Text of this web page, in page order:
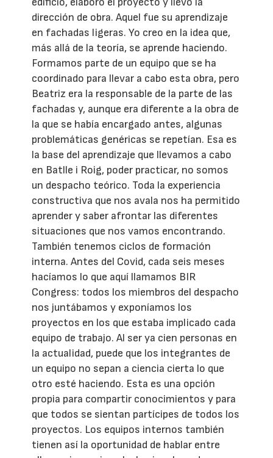
dirección de obra. Aquel fue su aprendizaje
en fachadas ligeras. Yo creo en la idea que,
más allá de la teoría, se aprende haciendo.
Formamos parte de un equipo que se ha
coordinado para llevar a cabo esta obra, pero
Beatriz era la responsable de la parte de las
fachadas y, aunque era diferente a la obra de
la que se había encargado antes, algunas
problemáticas genéricas se repetían. Esa es
la base del aprendizaje que llevamos a cabo
en Batlle i Roig, poder practicar, no somos
un despacho teórico. Toda la experiencia
constructiva que nos avala nos ha permitido
aprender y saber afrontar las diferentes
situaciones que nos vamos encontrando.
También tenemos ciclos de formación
interna. Antes del Covid, cada seis meses
hacíamos lo que aquí llamamos BIR
Congress: todos los miembros del despacho
nos juntábamos y exponíamos los
proyectos en los que estaba implicado cada
equipo de trabajo. Al ser ya cien personas en
la actualidad, puede que los integrantes de
un equipo no sepan a ciencia cierta lo que
otro esté haciendo. Esta es una opción
propia para compartir conocimientos y para
que todos se sientan partícipes de todos los
proyectos. Los equipos internos también
tienen así la oportunidad de hablar entre